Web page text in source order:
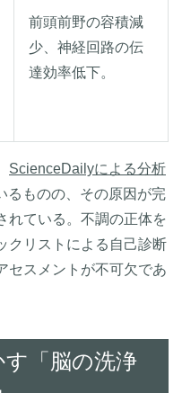
前頭前野の容積減
少、神経回路の伝
達効率低下。
ScienceDailyによる分析
るものの、その原因が完
れている。不調の正体を
クリストによる自己診断
セスメントが不可欠であ
「脳の洗浄